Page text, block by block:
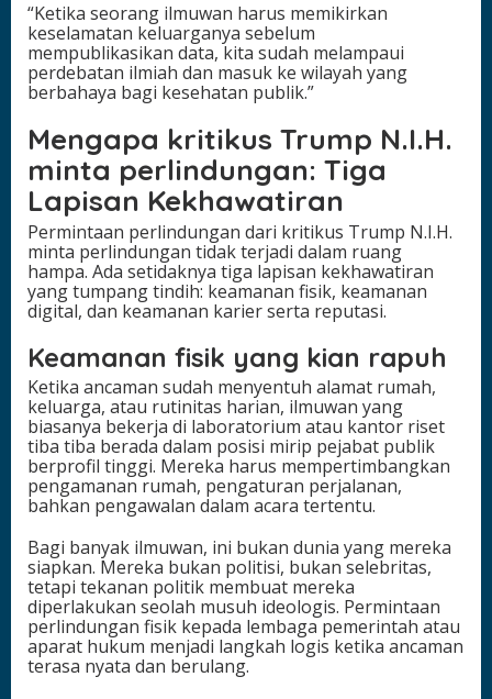
“Ketika seorang ilmuwan harus memikirkan
keselamatan keluarganya sebelum
mempublikasikan data, kita sudah melampaui
perdebatan ilmiah dan masuk ke wilayah yang
berbahaya bagi kesehatan publik.”
Mengapa kritikus Trump N.I.H.
minta perlindungan: Tiga
Lapisan Kekhawatiran
Permintaan perlindungan dari kritikus Trump N.I.H.
minta perlindungan tidak terjadi dalam ruang
hampa. Ada setidaknya tiga lapisan kekhawatiran
yang tumpang tindih: keamanan fisik, keamanan
digital, dan keamanan karier serta reputasi.
Keamanan fisik yang kian rapuh
Ketika ancaman sudah menyentuh alamat rumah,
keluarga, atau rutinitas harian, ilmuwan yang
biasanya bekerja di laboratorium atau kantor riset
tiba tiba berada dalam posisi mirip pejabat publik
berprofil tinggi. Mereka harus mempertimbangkan
pengamanan rumah, pengaturan perjalanan,
bahkan pengawalan dalam acara tertentu.
Bagi banyak ilmuwan, ini bukan dunia yang mereka
siapkan. Mereka bukan politisi, bukan selebritas,
tetapi tekanan politik membuat mereka
diperlakukan seolah musuh ideologis. Permintaan
perlindungan fisik kepada lembaga pemerintah atau
aparat hukum menjadi langkah logis ketika ancaman
terasa nyata dan berulang.